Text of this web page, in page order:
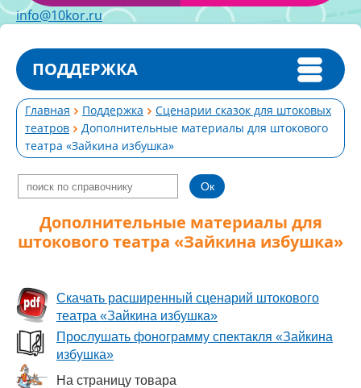
info@10kor.ru
ПОДДЕРЖКА
Главная Поддержка
Сценарии сказок для штоковых
театров
Дополнительные материалы для штокового
театра «Зайкина избушка»
Дополнительные материалы для
штокового театра «Зайкина избушка»
Скачать расширенный сценарий штокового
театра «Зайкина избушка»
Прослушать фонограмму спектакля «Зайкина
избушка»
На страницу товара